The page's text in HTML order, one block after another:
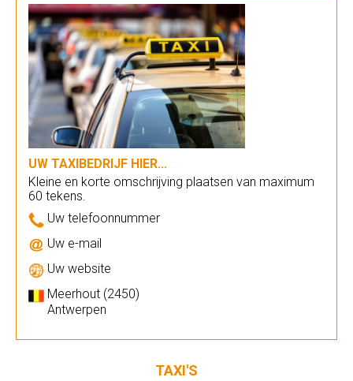
UW TAXIBEDRIJF HIER...
Kleine en korte omschrijving plaatsen van maximum
60 tekens.
Uw telefoonnummer
Uw e-mail
Uw website
Meerhout (2450)
Antwerpen
TAXI'S